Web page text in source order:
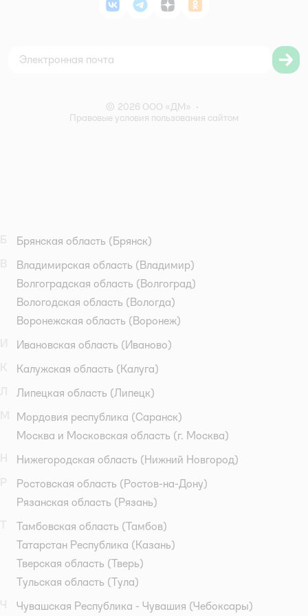
Правила бонусной программы
© 2026 ООО «ДМ» •
Правовые условия пользования сайтом
ВКонтакте
TelegramДзен Одноклассники
Брянская область (Брянск)
Владимирская область (Владимир)
Волгоградская область (Волгоград)
Вологодская область (Вологда)
Воронежская область (Воронеж)
Ивановская область (Иваново)
Калужская область (Калуга)
Липецкая область (Липецк)
Мордовия республика (Саранск)
Москва и Московская область (г. Москва)
Нижегородская область (Нижний Новгород)
Ростовская область (Ростов-на-Дону)
Рязанская область (Рязань)
Тамбовская область (Тамбов)
Татарстан Республика (Казань)
Тверская область (Тверь)
Тульская область (Тула)
Чувашская Республика - Чувашия (Чебоксары)